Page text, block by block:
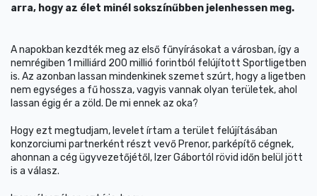
arra, hogy az élet minél sokszínűbben jelenhessen meg.
A napokban kezdték meg az első fűnyírásokat a városban, így a
nemrégiben 1 milliárd 200 millió forintból felújított Sportligetben
is. Az azonban lassan mindenkinek szemet szúrt, hogy a ligetben
nem egységes a fű hossza, vagyis vannak olyan területek, ahol
lassan égig ér a zöld. De mi ennek az oka?
Hogy ezt megtudjam, levelet írtam a terület felújításában
konzorciumi partnerként részt vevő Prenor, parképítő cégnek,
ahonnan a cég ügyvezetőjétől, Izer Gábortól rövid időn belül jött
is a válasz.